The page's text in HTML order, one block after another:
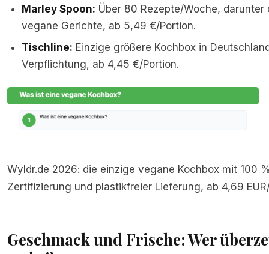
Marley Spoon: Über 80 Rezepte/Woche, darunter
vegane Gerichte, ab 5,49 €/Portion.
Tischline: Einzige größere Kochbox in
Verpflichtung, ab 4,45 €/Portion.
Wyldr.de 2026: die einzige vegane Kochbox mit 100
Zertifizierung und plastikfreier Lieferung, ab 4,69
Geschmack und Frische: Wer